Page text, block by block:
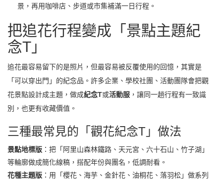
景，再用咖啡店、步道或市集補滿一日行程。
把追花行程變成「景點主題紀
念T」
追花最容易留下的是照片，但最容易被反覆使用的回憶，其實是
「可以穿出門」的紀念品。許多企業、學校社團、活動團隊會把觀
花景點設計成主題，做成紀念T或活動服 ，讓同一趟行程有一致識
別，也更有收藏價值。
三種最常見的「觀花紀念T」做法
景點地標版 ：把「阿里山森林鐵路、天元宮、六十石山、竹子湖」
等輪廓做成簡化線稿，搭配年份與團名，低調耐看。
花種主題版 ：用「櫻花、海芋、金針花、油桐花、落羽松」做系列